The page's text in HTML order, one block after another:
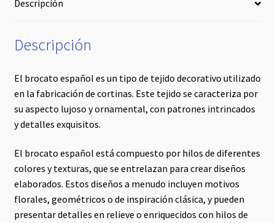
Descripción
Descripción
El brocato español es un tipo de tejido decorativo utilizado
en la fabricación de cortinas. Este tejido se caracteriza por
su aspecto lujoso y ornamental, con patrones intrincados
y detalles exquisitos.
El brocato español está compuesto por hilos de diferentes
colores y texturas, que se entrelazan para crear diseños
elaborados. Estos diseños a menudo incluyen motivos
florales, geométricos o de inspiración clásica, y pueden
presentar detalles en relieve o enriquecidos con hilos de